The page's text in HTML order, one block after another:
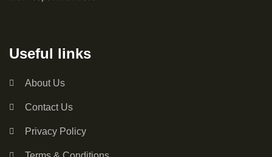
Useful links
About Us
Contact Us
Privacy Policy